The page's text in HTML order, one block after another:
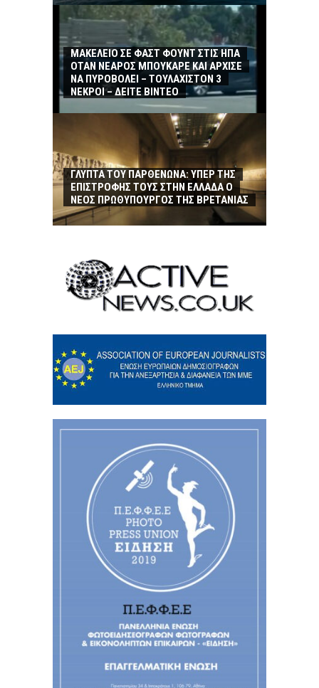
ΜΑΚΕΛΕΙΟ ΣΕ ΦΑΣΤ ΦΟΥΝΤ ΣΤΙΣ ΗΠΑ
ΟΤΑΝ ΝΕΑΡΟΣ ΜΠΟΥΚΑΡΕ ΚΑΙ ΑΡΧΙΣΕ
ΝΑ ΠΥΡΟΒΟΛΕΙ – ΤΟΥΛΑΧΙΣΤΟΝ 3
ΝΕΚΡΟΙ – ΔΕΙΤΕ ΒΙΝΤΕΟ
ΓΛΥΠΤΑ ΤΟΥ ΠΑΡΘΕΝΩΝΑ: ΥΠΕΡ ΤΗΣ
ΕΠΙΣΤΡΟΦΗΣ ΤΟΥΣ ΣΤΗΝ ΕΛΛΑΔΑ Ο
ΝΕΟΣ ΠΡΩΘΥΠΟΥΡΓΟΣ ΤΗΣ ΒΡΕΤΑΝΙΑΣ